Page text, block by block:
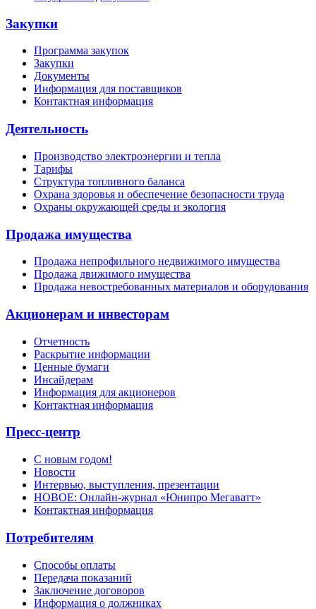
Закупки
Программа закупок
Закупки
Документы
Информация для поставщиков
Контактная информация
Деятельность
Производство электроэнергии и тепла
Тарифы
Структура топливного баланса
Охрана здоровья и обеспечение безопасности труда
Охраны окружающей среды и экология
Продажа имущества
Продажа непрофильного недвижимого имущества
Продажа движимого имущества
Продажа невостребованных материалов и оборудования
Акционерам и инвесторам
Отчетность
Раскрытие информации
Ценные бумаги
Инсайдерам
Информация для акционеров
Контактная информация
Пресс-центр
С новым годом!
Новости
Интервью, выступления, презентации
НОВОЕ: Онлайн-журнал «Юнипро Мегаватт»
Контактная информация
Потребителям
Способы оплаты
Передача показаний
Заключение договоров
Информация о должниках